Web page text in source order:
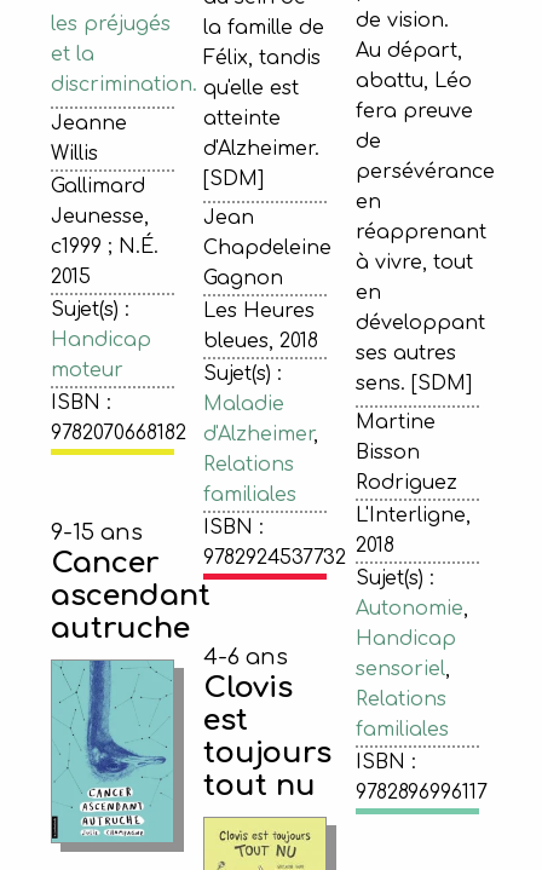
les préjugés
et la
discrimination.
Jeanne
Willis
Gallimard
Jeunesse,
c1999 ; N.É.
2015
Sujet(s) :
Handicap
moteur
ISBN :
9782070668182
la famille de
Félix, tandis
qu'elle est
atteinte
d'Alzheimer.
[SDM]
Jean
Chapdeleine
Gagnon
Les Heures
bleues, 2018
Sujet(s) :
Maladie
d'Alzheimer,
Relations
familiales
ISBN :
9782924537732
de vision.
Au départ,
abattu, Léo
fera preuve
de
persévérance
en
réapprenant
à vivre, tout
en
développant
ses autres
sens. [SDM]
Martine
Bisson
Rodriguez
L'Interligne,
2018
Sujet(s) :
Autonomie,
Handicap
sensoriel,
Relations
familiales
ISBN :
9782896996117
9-15 ans
Cancer
ascendant
autruche
4-6 ans
Clovis
est
toujours
tout nu